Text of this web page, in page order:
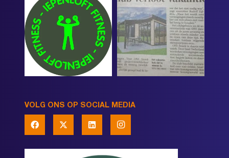
VOLG ONS OP SOCIAL MEDIA